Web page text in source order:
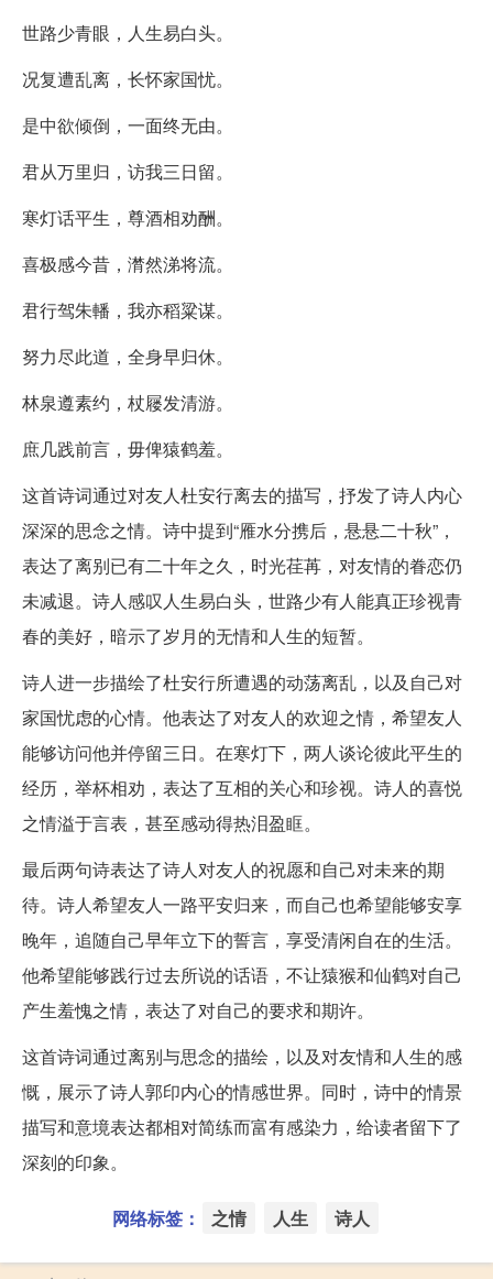
世路少青眼，人生易白头。
况复遭乱离，长怀家国忧。
是中欲倾倒，一面终无由。
君从万里归，访我三日留。
寒灯话平生，尊酒相劝酬。
喜极感今昔，潸然涕将流。
君行驾朱轓，我亦稻粱谋。
努力尽此道，全身早归休。
林泉遵素约，杖屦发清游。
庶几践前言，毋俾猿鹤羞。
这首诗词通过对友人杜安行离去的描写，抒发了诗人内心
深深的思念之情。诗中提到“雁水分携后，悬悬二十秋”，
表达了离别已有二十年之久，时光荏苒，对友情的眷恋仍
未减退。诗人感叹人生易白头，世路少有人能真正珍视青
春的美好，暗示了岁月的无情和人生的短暂。
诗人进一步描绘了杜安行所遭遇的动荡离乱，以及自己对
家国忧虑的心情。他表达了对友人的欢迎之情，希望友人
能够访问他并停留三日。在寒灯下，两人谈论彼此平生的
经历，举杯相劝，表达了互相的关心和珍视。诗人的喜悦
之情溢于言表，甚至感动得热泪盈眶。
最后两句诗表达了诗人对友人的祝愿和自己对未来的期
待。诗人希望友人一路平安归来，而自己也希望能够安享
晚年，追随自己早年立下的誓言，享受清闲自在的生活。
他希望能够践行过去所说的话语，不让猿猴和仙鹤对自己
产生羞愧之情，表达了对自己的要求和期许。
这首诗词通过离别与思念的描绘，以及对友情和人生的感
慨，展示了诗人郭印内心的情感世界。同时，诗中的情景
描写和意境表达都相对简练而富有感染力，给读者留下了
深刻的印象。
网络标签： 之情 人生 诗人